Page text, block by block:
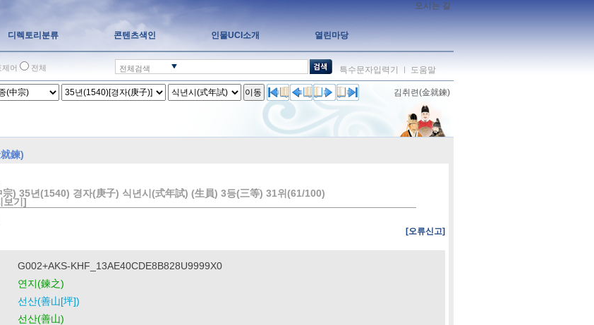
오시는 길
디렉토리분류 콘텐츠색인 인물UCI소개 열린마당
어 전체 전체검색 특수문자입력기 ㅣ 도움말
이동 김취련(金就鍊)
鍊)
보기]
[오류신고]
) 35년(1540) 경자(庚子) 식년시(式年試) (生員) 3등(三等) 31위(61/100)
G002+AKS-KHF_13AE40CDE8B828U9999X0
연지(鍊之)
선산(善山[坪])
선산(善山)